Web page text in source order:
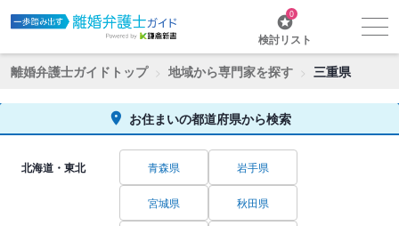
0
検討リスト
離婚弁護士ガイドトップ 地域から専門家を探す 三重県
お住まいの都道府県から検索
北海道・東北 青森県 岩手県
宮城県 秋田県